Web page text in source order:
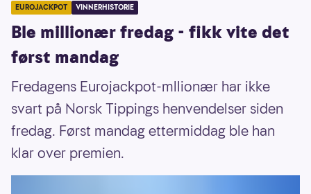
EUROJACKPOT VINNERHISTORIE
Ble millionær fredag - fikk vite det
først mandag
Fredagens Eurojackpot-mllionær har ikke
svart på Norsk Tippings henvendelser siden
fredag. Først mandag ettermiddag ble han
klar over premien.